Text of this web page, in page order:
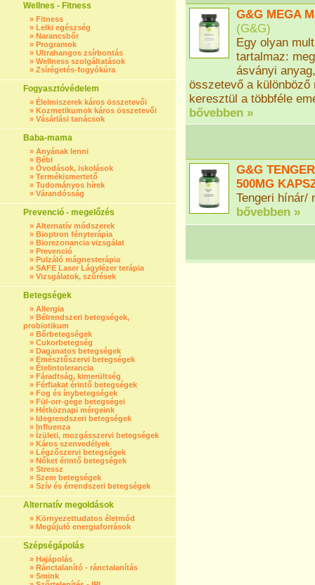
Wellnes - Fitness
» Fitness
» Lelki egészség
» Narancsbőr
» Programok
» Ultrahangos zsírbontás
» Wellness szolgáltatások
» Zsírégetés-fogyókúra
Fogyasztóvédelem
» Élelmiszerek káros összetevői
» Kozmetikumok káros összetevői
» Vásárlási tanácsok
Baba-mama
» Anyának lenni
» Bébi
» Óvodások, iskolások
» Termékismertető
» Tudományos hírek
» Várandósság
Prevenció - megelőzés
» Alternatív módszerek
» Bioptron fényterápia
» Biorezonancia vizsgálat
» Prevenció
» Pulzáló mágnesterápia
» SAFE Laser Lágylézer terápia
» Vizsgálatok, szűrések
Betegségek
» Allergia
» Bélrendszeri betegségek,
probiotikum
» Bőrbetegségek
» Cukorbetegség
» Daganatos betegségek
» Emésztőszervi betegségek
» Ételintolerancia
» Fáradtság, kimerültség
» Férfiakat érintő betegségek
» Fog és ínybetegségek
» Fül-orr-gége betegségei
» Hétköznapi mérgeink
» Idegrendszeri betegségek
» Influenza
» Ízületi, mozgásszervi betegségek
» Káros szenvedélyek
» Légzőszervi betegségek
» Nőket érintő betegségek
» Stressz
» Szem betegségek
» Szív és érrendszeri betegségek
Alternatív megoldások
» Környezettudatos életmód
» Megújuló energiaforrások
Szépségápolás
» Hajápolás
» Ránctalanító - ránctalanítás
» Smink
G&G MEGA
(G&G)
Egy olyan
tartalmaz:
ásványi
összetevő a
keresztül a többféle
bővebben »
G&G
500MG
Tengeri hínár/
bővebben »